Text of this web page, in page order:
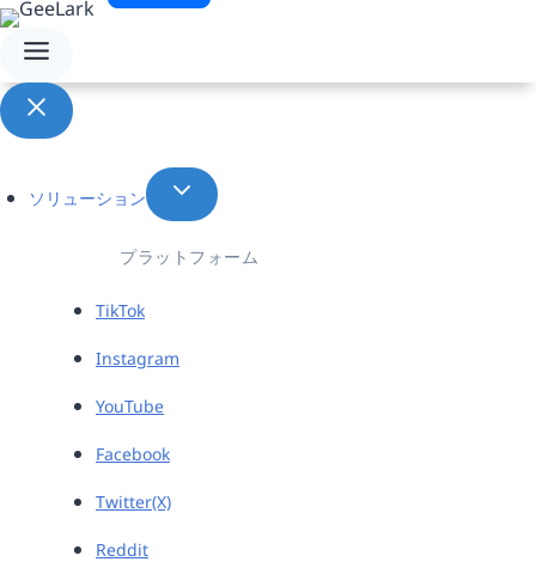
択
ソリューション
プラットフォーム
TikTok
Instagram
YouTube
Facebook
Twitter(X)
Reddit